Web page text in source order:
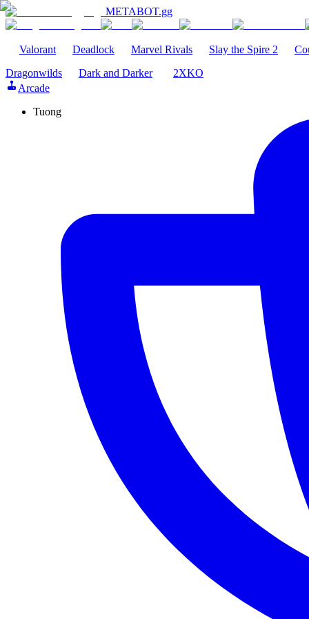
METABOT.gg
Valorant Deadlock Marvel Rivals Slay the Spire 2
Dragonwilds
Dark and Darker
2XKO
Arcade
Tuong